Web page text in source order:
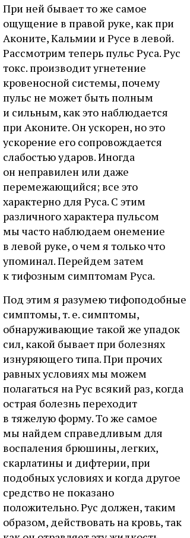
При ней бывает то же самое
ощущение в правой руке, как при
Аконите, Кальмии и Русе в левой.
Рассмотрим теперь пульс Руса. Рус
токс. производит угнетение
кровеносной системы, почему
пульс не может быть полным
и сильным, как это наблюдается
при Аконите. Он ускорен, но это
ускорение его сопровождается
слабостью ударов. Иногда
он неправилен или даже
перемежающийся; все это
характерно для Руса. С этим
различного характера пульсом
мы часто наблюдаем онемение
в левой руке, о чем я только что
упоминал. Перейдем затем
к тифозным симптомам Руса.
Под этим я разумею тифоподобные
симптомы, т. е. симптомы,
обнаруживающие такой же упадок
сил, какой бывает при болезнях
изнуряющего типа. При прочих
равных условиях мы можем
полагаться на Рус всякий раз, когда
острая болезнь переходит
в тяжелую форму. То же самое
мы найдем справедливым для
воспаления брюшины, легких,
скарлатины и дифтерии, при
подобных условиях и когда другое
средство не показано
положительно. Рус должен, таким
образом, действовать на кровь, так